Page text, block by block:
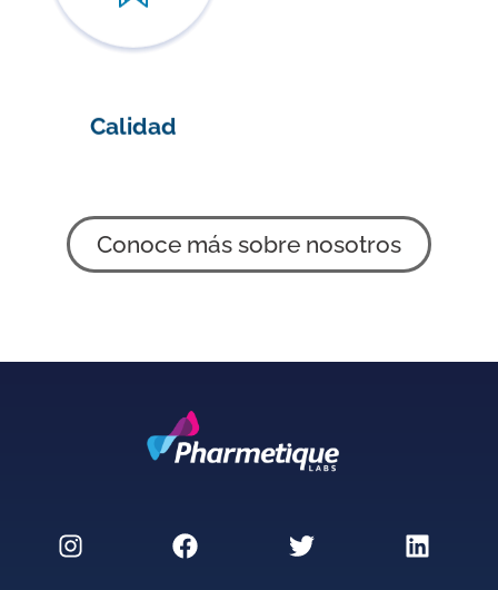
Calidad
Conoce más sobre nosotros